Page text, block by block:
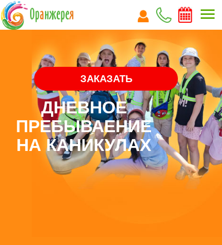
ДНЕВНОЕ
ПРЕБЫВАЕНИЕ
НА КАНИКУЛАХ
ЗАКАЗАТЬ